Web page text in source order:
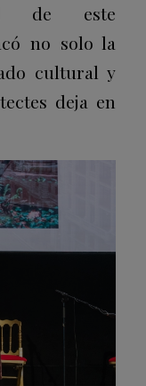
de este
no solo la
cultural y
deja en